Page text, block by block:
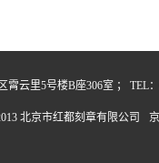
云里5号楼B座306室 ； TEL：
北京市红都刻章有限公司